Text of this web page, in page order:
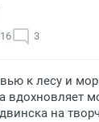
3
к лесу и
вдохновляет
на